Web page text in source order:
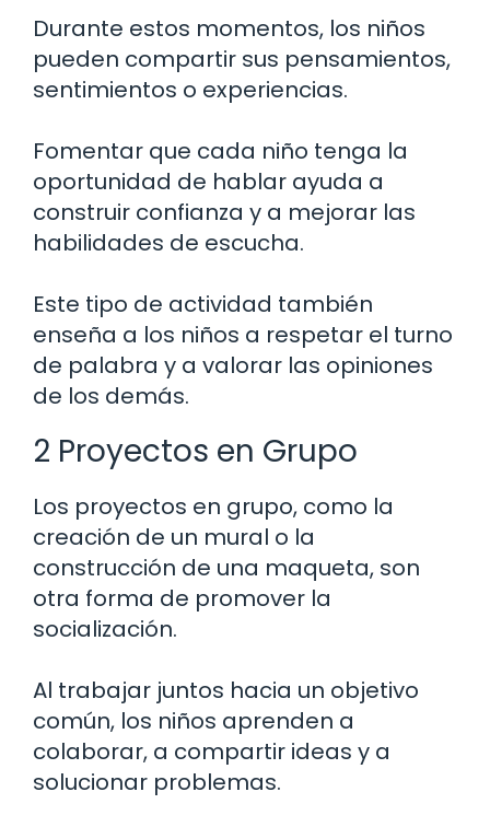
Durante estos momentos, los niños
pueden compartir sus pensamientos,
sentimientos o experiencias.
Fomentar que cada niño tenga la
oportunidad de hablar ayuda a
construir confianza y a mejorar las
habilidades de escucha.
Este tipo de actividad también
enseña a los niños a respetar el turno
de palabra y a valorar las opiniones
de los demás.
2 Proyectos en Grupo
Los proyectos en grupo, como la
creación de un mural o la
construcción de una maqueta, son
otra forma de promover la
socialización.
Al trabajar juntos hacia un objetivo
común, los niños aprenden a
colaborar, a compartir ideas y a
solucionar problemas.